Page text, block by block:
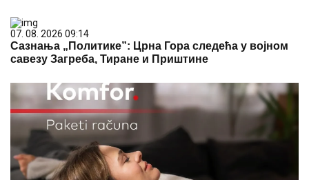
07. 08. 2026 09:14
Сазнања „Политике”: Црна Гора следећа у војном
савезу Загреба, Тиране и Приштине